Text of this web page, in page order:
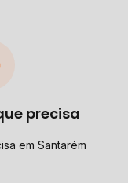
precisa
em Santarém